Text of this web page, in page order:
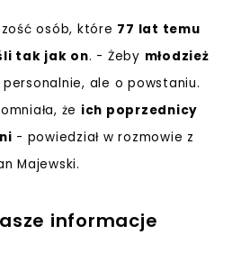
osób, które 77 lat temu
tak jak on. - Żeby młodzież
personalnie, ale o powstaniu.
że ich poprzednicy
- powiedział w rozmowie z
Majewski.
informacje